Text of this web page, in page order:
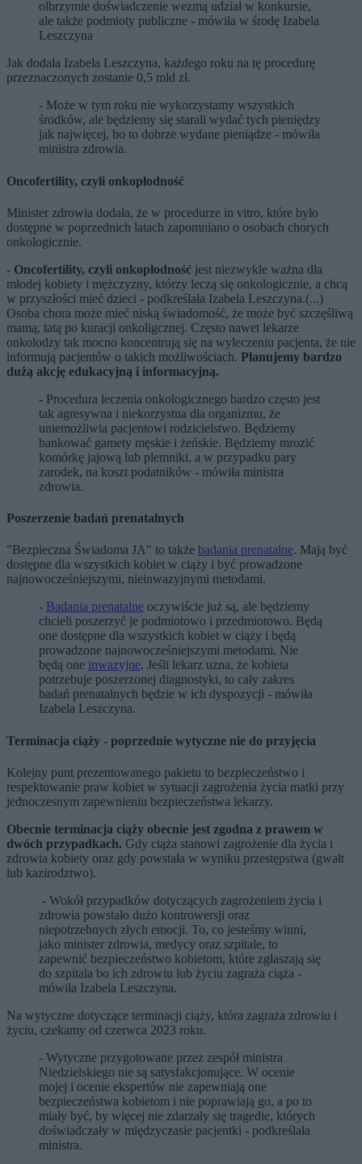
olbrzymie doświadczenie wezmą udział w konkursie,
ale także podmioty publiczne - mówiła w środę Izabela
Leszczyna
Jak dodała Izabela Leszczyna, każdego roku na tę procedurę
przeznaczonych zostanie 0,5 mld zł.
- Może w tym roku nie wykorzystamy wszystkich
środków, ale będziemy się starali wydać tych pieniędzy
jak najwięcej, bo to dobrze wydane pieniądze - mówiła
ministra zdrowia.
Oncofertility, czyli onkopłodność
Minister zdrowia dodała, że w procedurze in vitro, które było
dostępne w poprzednich latach zapomniano o osobach chorych
onkologicznie.
- Oncofertility, czyli onkopłodność jest niezwykle ważna dla
młodej kobiety i mężczyzny, którzy leczą się onkologicznie, a chcą
w przyszłości mieć dzieci - podkreślała Izabela Leszczyna.(...)
Osoba chora może mieć niską świadomość, że może być szczęśliwą
mamą, tatą po kuracji onkoligcznej. Często nawet lekarze
onkolodzy tak mocno koncentrują się na wyleczeniu pacjenta, że nie
informują pacjentów o takich możliwościach. Planujemy bardzo
dużą akcję edukacyjną i informacyjną.
- Procedura leczenia onkologicznego bardzo często jest
tak agresywna i niekorzystna dla organizmu, że
uniemożliwia pacjentowi rodzicielstwo. Będziemy
bankować gamety męskie i żeńskie. Będziemy mrozić
komórkę jajową lub plemniki, a w przypadku pary
zarodek, na koszt podatników - mówiła ministra
zdrowia.
Poszerzenie badań prenatalnych
"Bezpieczna Świadoma JA" to także badania prenatalne. Mają być
dostępne dla wszystkich kobiet w ciąży i być prowadzone
najnowocześniejszymi, nieinwazyjnymi metodami.
- Badania prenatalne oczywiście już są, ale będziemy
chcieli poszerzyć je podmiotowo i przedmiotowo. Będą
one dostępne dla wszystkich kobiet w ciąży i będą
prowadzone najnowocześniejszymi metodami. Nie
będą one inwazyjne. Jeśli lekarz uzna, że kobieta
potrzebuje poszerzonej diagnostyki, to cały zakres
badań prenatalnych będzie w ich dyspozycji - mówiła
Izabela Leszczyna.
Terminacja ciąży - poprzednie wytyczne nie do przyjęcia
Kolejny punt prezentowanego pakietu to bezpieczeństwo i
respektowanie praw kobiet w sytuacji zagrożenia życia matki przy
jednoczesnym zapewnieniu bezpieczeństwa lekarzy.
Obecnie terminacja ciąży obecnie jest zgodna z prawem w
dwóch przypadkach. Gdy ciąża stanowi zagrożenie dla życia i
zdrowia kobiety oraz gdy powstała w wyniku przestępstwa (gwałt
lub kazirodztwo).
- Wokół przypadków dotyczących zagrożeniem życia i
zdrowia powstało dużo kontrowersji oraz
niepotrzebnych złych emocji. To, co jesteśmy winni,
jako minister zdrowia, medycy oraz szpitale, to
zapewnić bezpieczeństwo kobietom, które zgłaszają się
do szpitala bo ich zdrowiu lub życiu zagraża ciąża -
mówiła Izabela Leszczyna.
Na wytyczne dotyczące terminacji ciąży, która zagraża zdrowiu i
życiu, czekamy od czerwca 2023 roku.
- Wytyczne przygotowane przez zespół ministra
Niedzielskiego nie są satysfakcjonujące. W ocenie
mojej i ocenie ekspertów nie zapewniają one
bezpieczeństwa kobietom i nie poprawiają go, a po to
miały być, by więcej nie zdarzały się tragedie, których
doświadczały w międzyczasie pacjentki - podkreślała
ministra.